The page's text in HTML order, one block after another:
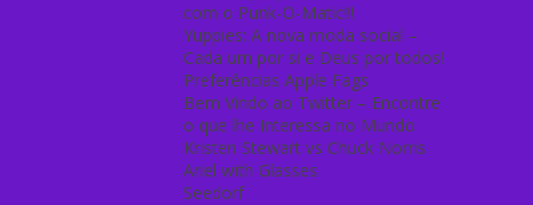
com o Punk-O-Matic!!!
Yuppies: A nova moda social –
Cada um por si e Deus por todos!
Preferências Apple Fags
Bem Vindo ao Twitter – Encontre
o que lhe Interessa no Mundo
Kristen Stewart vs Chuck Norris
Ariel with Glasses
Seedorf